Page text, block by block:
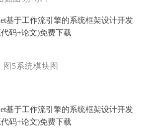
图5系统模块图